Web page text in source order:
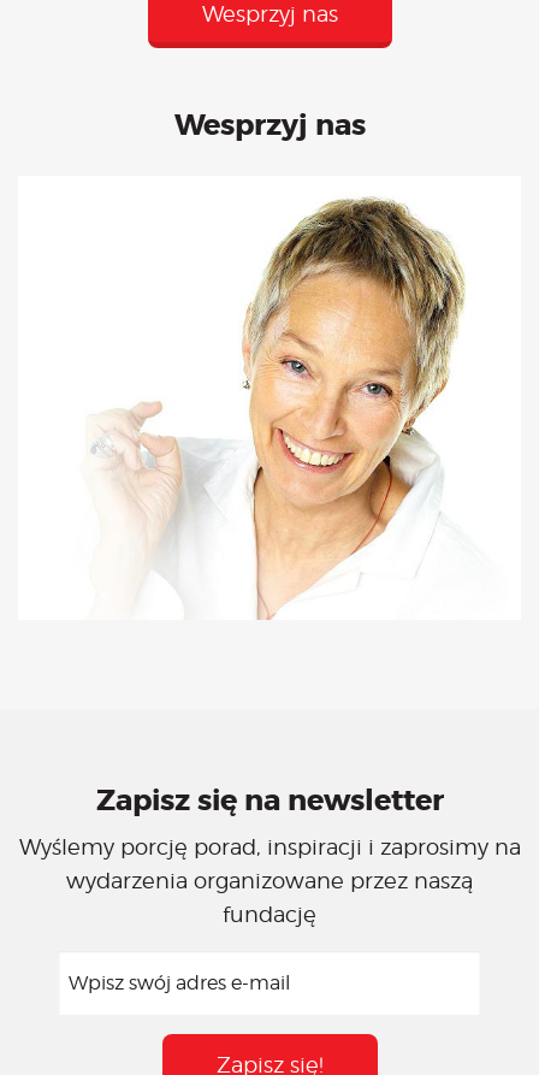
Wesprzyj nas
Wesprzyj nas
Zapisz się na newsletter
Wyślemy porcję porad, inspiracji i zaprosimy na
wydarzenia organizowane przez naszą
fundację